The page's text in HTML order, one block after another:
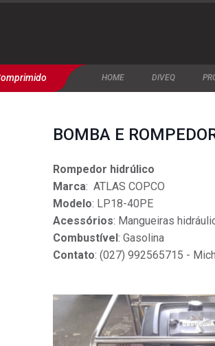
HOME DIVEQ
BOMBA E
Rompedor hidrúlico
Marca: ATLAS COPCO
Modelo: LP18-40PE
Acessórios: Mangueiras
Combustível: Gasolina
Contato: (027) 992565715 -